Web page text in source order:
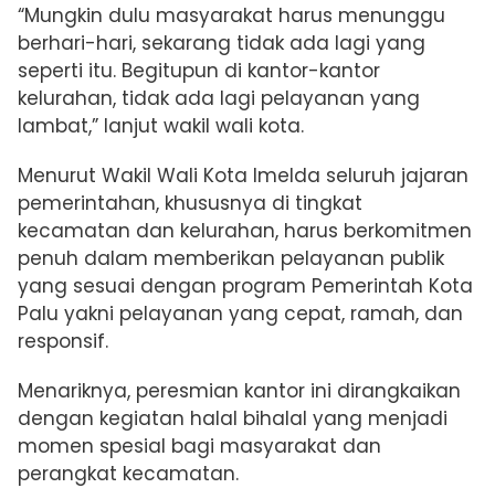
“Mungkin dulu masyarakat harus menunggu
berhari-hari, sekarang tidak ada lagi yang
seperti itu. Begitupun di kantor-kantor
kelurahan, tidak ada lagi pelayanan yang
lambat,” lanjut wakil wali kota.
Menurut Wakil Wali Kota Imelda seluruh jajaran
pemerintahan, khususnya di tingkat
kecamatan dan kelurahan, harus berkomitmen
penuh dalam memberikan pelayanan publik
yang sesuai dengan program Pemerintah Kota
Palu yakni pelayanan yang cepat, ramah, dan
responsif.
Menariknya, peresmian kantor ini dirangkaikan
dengan kegiatan halal bihalal yang menjadi
momen spesial bagi masyarakat dan
perangkat kecamatan.